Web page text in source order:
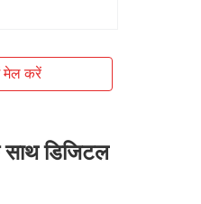
मेल करें
डिजिटल